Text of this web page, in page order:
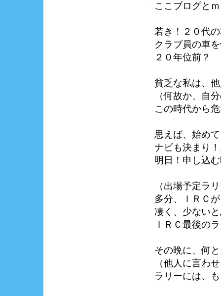
ここブログと
若き！２０代
クラブ員の車
２０年位前？
貧乏な私は、
（何故か、自
この時代から
思えば、始め
ナビも決まり
明日！申し込
（出場予定ラ
多分、ＩＲＣ
凄く、少ない
ＩＲＣ最後の
その晩に、何
（他人に言わ
ラリーには、